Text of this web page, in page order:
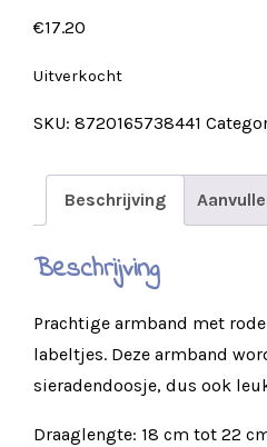
€17.20
Uitverkocht
SKU: 8720165738441
Beschrijving
Beschrijving
Prachtige armband met
labeltjes. Deze armband
sieradendoosje, dus ook
Draaglengte: 18 cm tot 22